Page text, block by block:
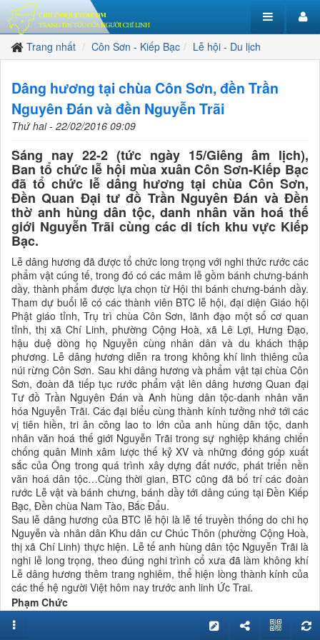
Trang nhất Côn Sơn - Kiếp Bạc Lễ hội - Du lịch
Dâng hương tại chùa Côn Sơn, đền Trần
Nguyên Đán và đền Nguyễn Trãi
Thứ hai - 22/02/2016 09:09
Sáng nay 22-2 (tức ngày 15/Giêng âm lịch),
Ban tổ chức lễ hội mùa xuân Côn Sơn-Kiếp Bạc
đã tổ chức lễ dâng hương tại chùa Côn Sơn,
Đền Quan Đại tư đồ Trần Nguyên Đán và Đền
thờ anh hùng dân tộc, danh nhân văn hoá thế
giới Nguyễn Trãi cùng các di tích khu vực Kiếp
Bạc.
Lễ dâng hương đã được tổ chức long trọng với nghi thức rước các
phẩm vật cúng tế, trong đó có các mâm lễ gồm bánh chưng-bánh
dầy, thành phẩm được lựa chọn từ Hội thi bánh chưng-bánh dầy.
Tham dự buổi lễ có các thành viên BTC lễ hội, đại diện Giáo hội
Phật giáo tỉnh, Trụ trì chùa Côn Sơn, lãnh đạo một số cơ quan
tỉnh, thị xã Chí Linh, phường Cộng Hoà, xã Lê Lợi, Hưng Đạo,
hậu duệ dòng họ Nguyễn cùng nhân dân và du khách thập
phương. Lễ dâng hương diễn ra trong không khí linh thiêng của
núi rừng Côn Sơn. Sau khi dâng hương và phẩm vật tại chùa Côn
Sơn, đoàn đã tiếp tục rước phẩm vật lên dâng hương Quan đại
Tư đồ Trần Nguyên Đán và Anh hùng dân tộc-danh nhân văn
hóa Nguyễn Trãi. Các đại biểu cùng thành kính tưởng nhớ tới các
vị tiên hiền, tri ân công lao to lớn của anh hùng dân tộc, danh
nhân văn hoá thế giới Nguyễn Trãi trong sự nghiệp kháng chiến
chống quân Minh xâm lược thế kỷ XV và những đóng góp xuất
sắc của Ông trong quá trình xây dựng đất nước, phát triển nền
văn hoá dân tộc…Cùng thời gian, BTC cũng đã bố trí các đoàn
rước Lễ vật và bánh chưng, bánh dầy tới dâng cúng tại Đền Kiếp
Bạc, Đền chùa Nam Tào, Bắc Đẩu.
Sau lễ dâng hương của BTC lễ hội là lễ tế truyền thống do chi họ
Nguyễn và nhân dân Khu dân cư Chúc Thôn (phường Cộng Hoà,
thị xã Chí Linh) thực hiện. Lễ tế anh hùng dân tộc Nguyễn Trãi là
nghi lễ long trọng, theo đúng nghi trình cổ xưa đã làm không khí
Lễ dâng hương thêm trang nghiêm, thể hiện lòng thành kính của
các thế hệ người Việt hôm nay trước anh linh Ức Trai.
Phạm Chức
www.haiduongtv.com.vn